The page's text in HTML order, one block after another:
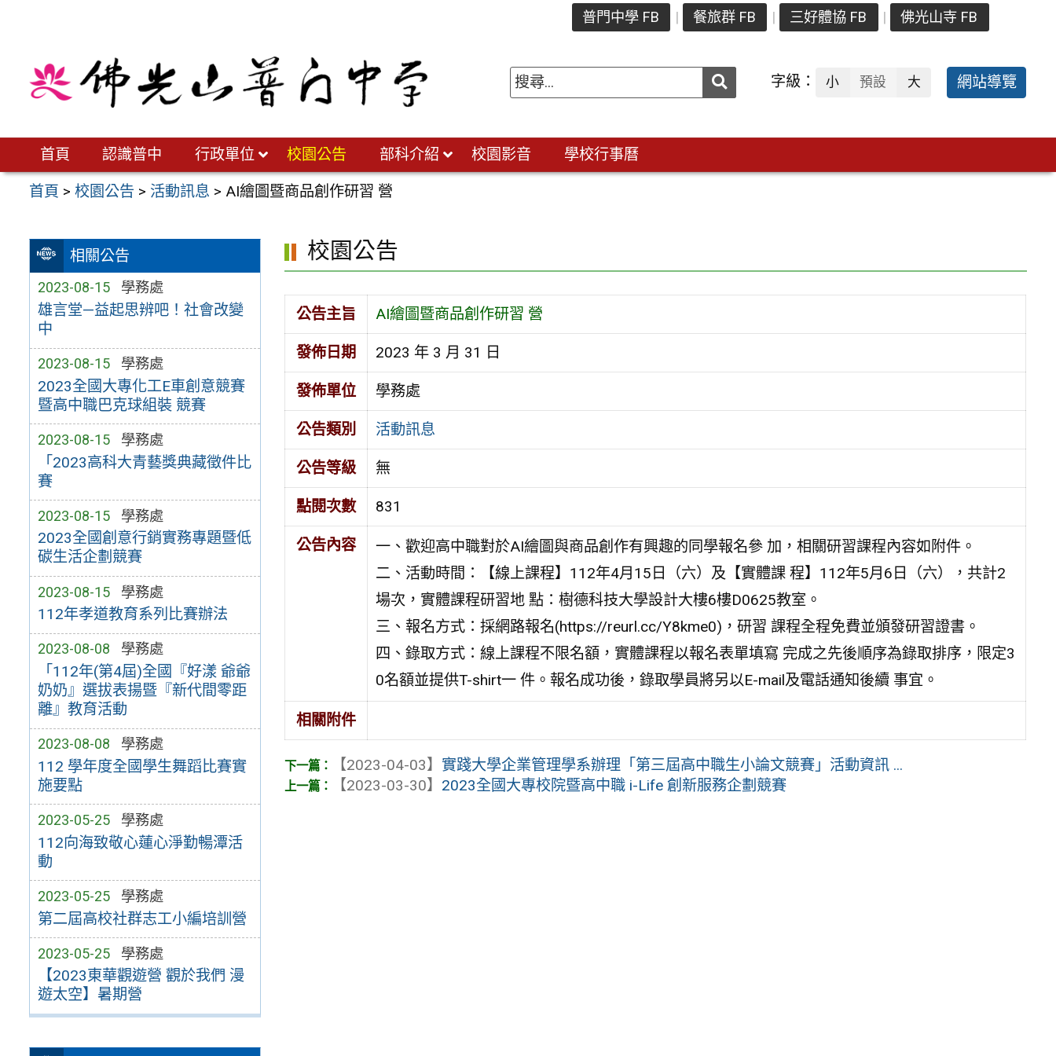
普門中學 FB 餐旅群 FB 三好體協 FB 佛光山寺 FB
送出 字級： 小 預設 大 網站導覽
首頁 認識普中 行政單位 校園公告 部科介紹 校園影音 學校行事曆
首頁 >校園公告 > 活動訊息 > AI繪圖暨商品創作研習 營
相關公告
2023-08-15 學務處
雄言堂—益起思辨吧！社會改變
中
2023-08-15 學務處
2023全國大專化工E車創意競賽
暨高中職巴克球組裝 競賽
2023-08-15 學務處
「2023高科大青藝獎典藏徵件比
賽
2023-08-15 學務處
2023全國創意行銷實務專題暨低
碳生活企劃競賽
2023-08-15 學務處
112年孝道教育系列比賽辦法
2023-08-08 學務處
「112年(第4屆)全國『好漾 爺爺
奶奶』選拔表揚暨『新代間零距
離』教育活動
2023-08-08 學務處
112 學年度全國學生舞蹈比賽實
施要點
2023-05-25 學務處
112向海致敬心蓮心淨勤暢潭活
動
2023-05-25 學務處
第二屆高校社群志工小編培訓營
2023-05-25 學務處
【2023東華觀遊營 觀於我們 漫
遊太空】暑期營
校園公告
公告主旨 AI繪圖暨商品創作研習 營
發佈日期 2023 年 3 月 31 日
發佈單位 學務處
公告類別 活動訊息
公告等級 無
點閱次數 831
公告內容
一、歡迎高中職對於AI繪圖與商品創作有興趣的同學報名參 加，相關研習課程內容如附件。
二、活動時間：【線上課程】112年4月15日（六）及【實體課 程】112年5月6日（六），共計2
場次，實體課程研習地 點：樹德科技大學設計大樓6樓D0625教室。
三、報名方式：採網路報名(https://reurl.cc/Y8kme0)，研習 課程全程免費並頒發研習證書。
四、錄取方式：線上課程不限名額，實體課程以報名表單填寫 完成之先後順序為錄取排序，限定3
0名額並提供T-shirt一 件。報名成功後，錄取學員將另以E-mail及電話通知後續 事宜。
相關附件
【2023-04-03】 實踐大學企業管理學系辦理「第三屆高中職生小論文競賽」活動資訊 ...
【2023-03-30】 2023全國大專校院暨高中職 i-Life 創新服務企劃競賽